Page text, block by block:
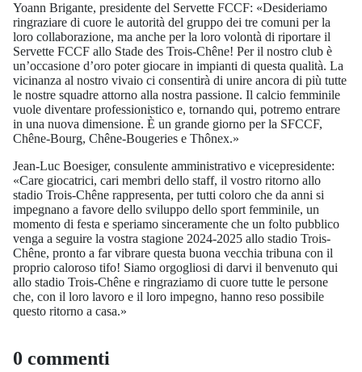
Yoann Brigante, presidente del Servette FCCF: «Desideriamo
ringraziare di cuore le autorità del gruppo dei tre comuni per la
loro collaborazione, ma anche per la loro volontà di riportare il
Servette FCCF allo Stade des Trois-Chêne! Per il nostro club è
un’occasione d’oro poter giocare in impianti di questa qualità. La
vicinanza al nostro vivaio ci consentirà di unire ancora di più tutte
le nostre squadre attorno alla nostra passione. Il calcio femminile
vuole diventare professionistico e, tornando qui, potremo entrare
in una nuova dimensione. È un grande giorno per la SFCCF,
Chêne-Bourg, Chêne-Bougeries e Thônex.»
Jean-Luc Boesiger, consulente amministrativo e vicepresidente:
«Care giocatrici, cari membri dello staff, il vostro ritorno allo
stadio Trois-Chêne rappresenta, per tutti coloro che da anni si
impegnano a favore dello sviluppo dello sport femminile, un
momento di festa e speriamo sinceramente che un folto pubblico
venga a seguire la vostra stagione 2024-2025 allo stadio Trois-
Chêne, pronto a far vibrare questa buona vecchia tribuna con il
proprio caloroso tifo! Siamo orgogliosi di darvi il benvenuto qui
allo stadio Trois-Chêne e ringraziamo di cuore tutte le persone
che, con il loro lavoro e il loro impegno, hanno reso possibile
questo ritorno a casa.»
0 commenti